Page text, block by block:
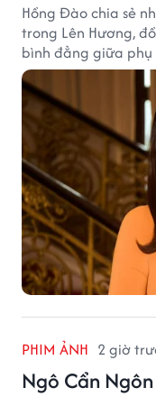
Hồng Đào chia sẻ
trong Lên Hương,
bình đẳng giữa
PHIM ẢNH 2 giờ
Ngô Cẩn